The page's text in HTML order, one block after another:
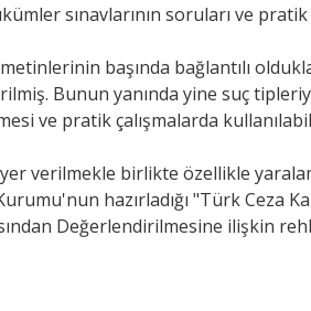
sınavlarının soruları ve pratik
başında bağlantılı
Bunun yanında yine suç
ve pratik çalışmalarda
yer verilmekle birlikte özellikle
hazırladığı "Türk Ceza
Değerlendirilmesine ilişkin